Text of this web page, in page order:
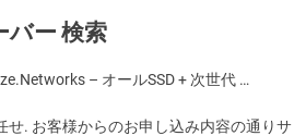
バー 検索
– オールSSD + 次世代 …
せ. お客様からのお申し込み内容の通りサ